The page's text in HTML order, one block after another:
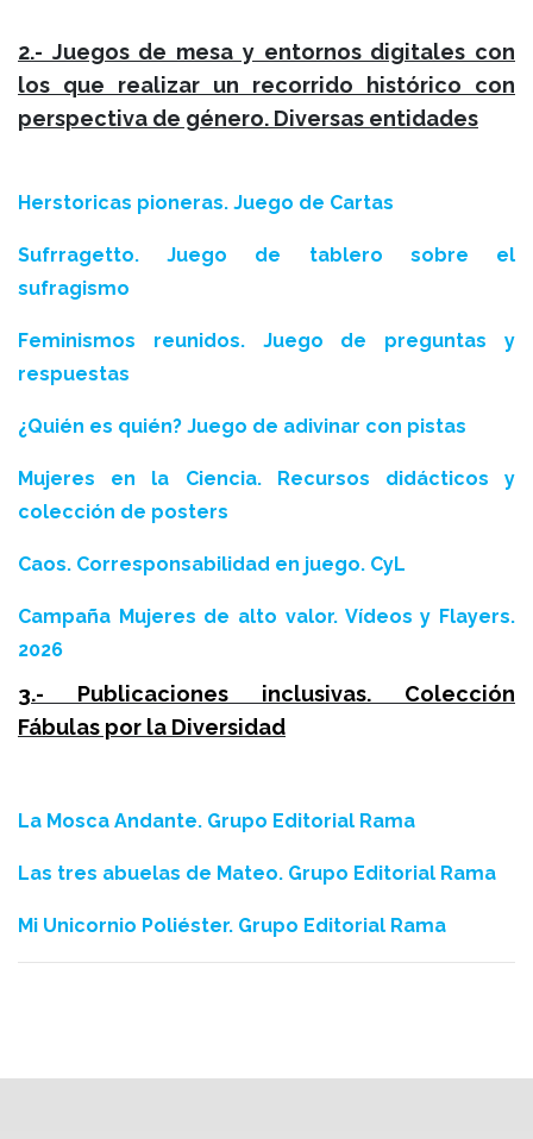
2.- Juegos de mesa y entornos digitales con
los que realizar un recorrido histórico con
perspectiva de género. Diversas entidades
Herstoricas pioneras. Juego de Cartas
Sufrragetto. Juego de tablero sobre el
sufragismo
Feminismos reunidos. Juego de preguntas y
respuestas
¿Quién es quién? Juego de adivinar con pistas
Mujeres en la Ciencia. Recursos didácticos y
colección de posters
Caos. Corresponsabilidad en juego. CyL
Campaña Mujeres de alto valor. Vídeos y Flayers.
2026
3.- Publicaciones inclusivas. Colección
Fábulas por la Diversidad
La Mosca Andante. Grupo Editorial Rama
Las tres abuelas de Mateo. Grupo Editorial Rama
Mi Unicornio Poliéster. Grupo Editorial Rama